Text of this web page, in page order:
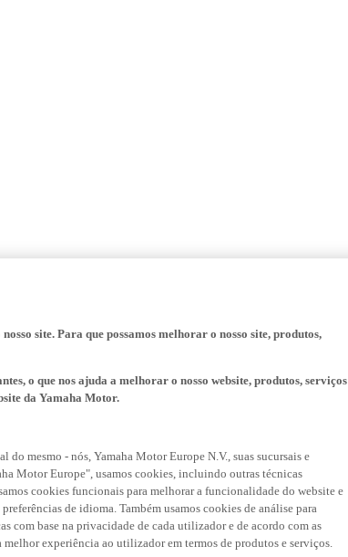
site. Para que possamos melhorar o nosso site, produtos,
o que nos ajuda a melhorar o nosso website, produtos, serviços
da Yamaha Motor.
mesmo - nós, Yamaha Motor Europe N.V., suas sucursais e
Motor Europe", usamos cookies, incluindo outras técnicas
cookies funcionais para melhorar a funcionalidade do website e
de idioma. Também usamos cookies de análise para
com base na privacidade de cada utilizador e de acordo com as
experiência ao utilizador em termos de produtos e serviços.